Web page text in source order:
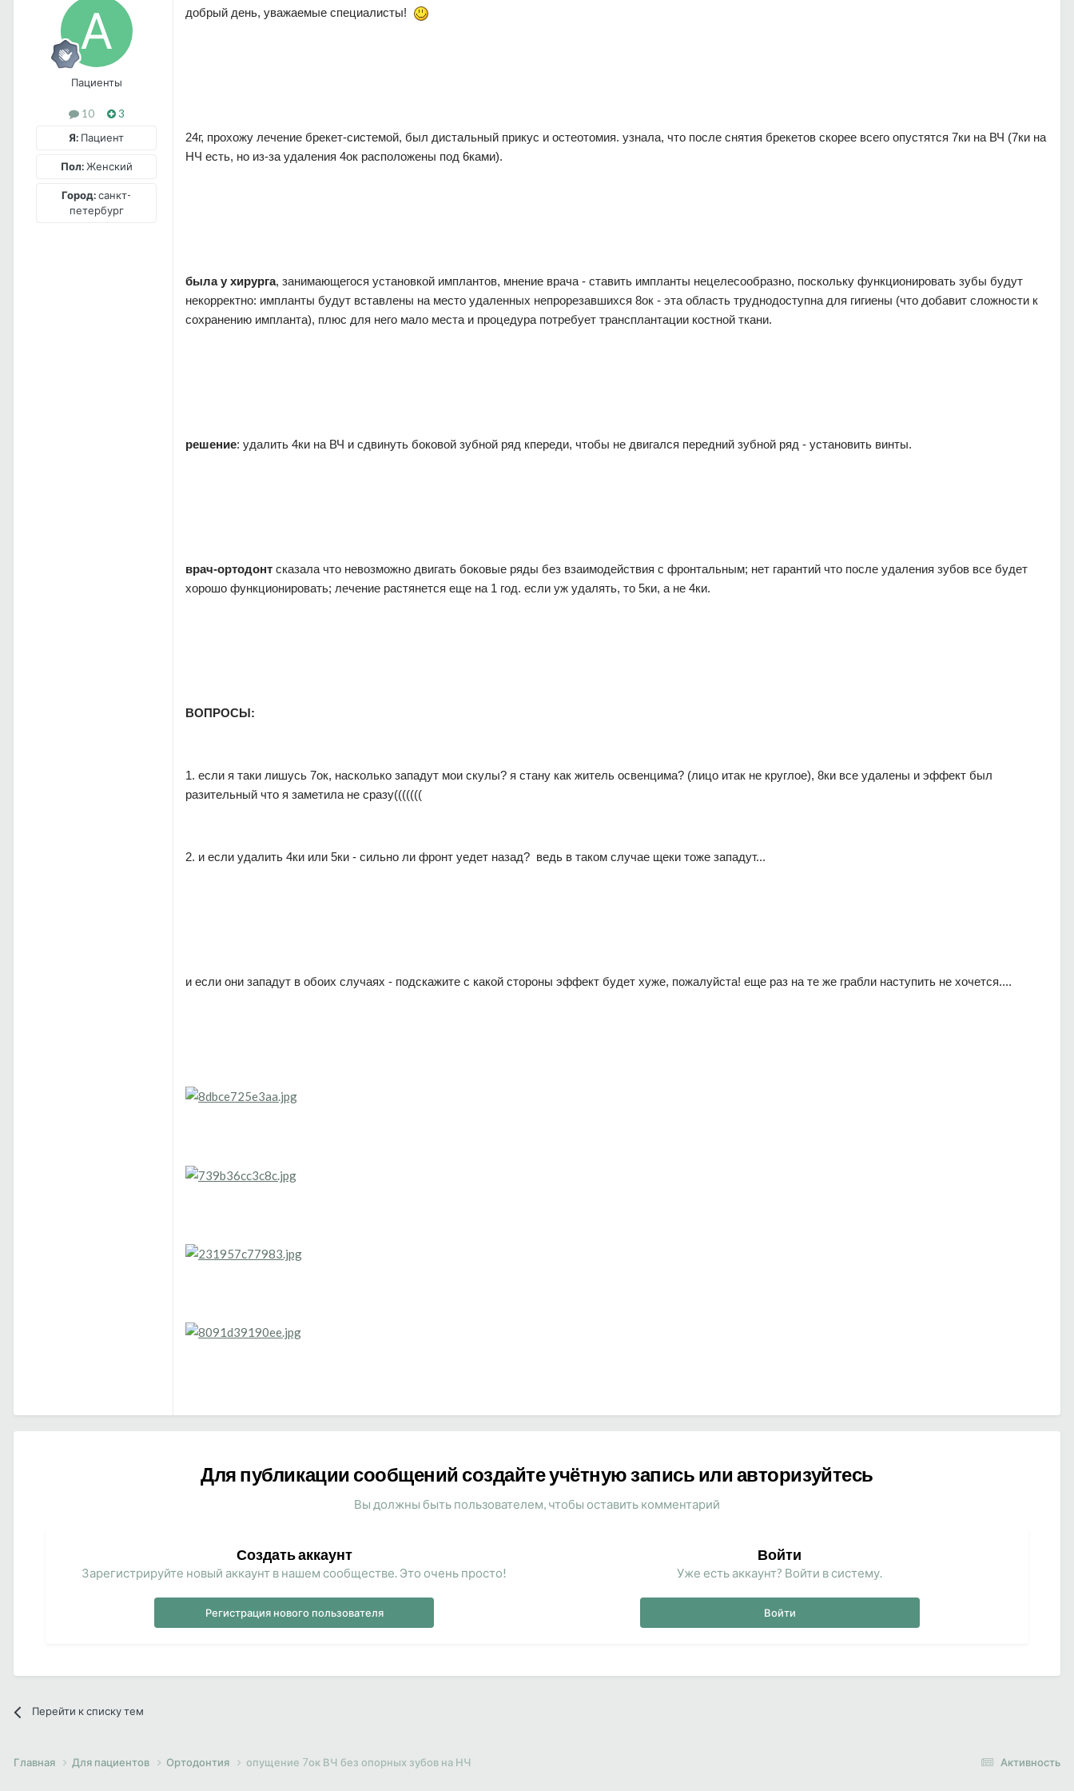
Пациенты
10
3
Я: Пациент
Пол:Женский
Город:санкт-
петербург
добрый день, уважаемые специалисты!
24г, прохожу лечение брекет-системой, был дистальный прикус и остеотомия. узнала, что после снятия брекетов скорее всего опустятся 7ки на ВЧ (7ки на
НЧ есть, но из-за удаления 4ок расположены под 6ками).
была у хирурга, занимающегося установкой имплантов, мнение врача - ставить импланты нецелесообразно, поскольку функционировать зубы будут
некорректно: импланты будут вставлены на место удаленных непрорезавшихся 8ок - эта область труднодоступна для гигиены (что добавит сложности к
сохранению импланта), плюс для него мало места и процедура потребует трансплантации костной ткани.
решение: удалить 4ки на ВЧ и сдвинуть боковой зубной ряд кпереди, чтобы не двигался передний зубной ряд - установить винты.
врач-ортодонт сказала что невозможно двигать боковые ряды без взаимодействия с фронтальным; нет гарантий что после удаления зубов все будет
хорошо функционировать; лечение растянется еще на 1 год. если уж удалять, то 5ки, а не 4ки.
ВОПРОСЫ:
1. если я таки лишусь 7ок, насколько западут мои скулы? я стану как житель освенцима? (лицо итак не круглое), 8ки все удалены и эффект был
разительный что я заметила не сразу(((((((
2. и если удалить 4ки или 5ки - сильно ли фронт уедет назад? ведь в таком случае щеки тоже западут...
и если они западут в обоих случаях - подскажите с какой стороны эффект будет хуже, пожалуйста! еще раз на те же грабли наступить не хочется....
Для публикации сообщений создайте учётную запись или авторизуйтесь
Вы должны быть пользователем, чтобы оставить комментарий
Создать аккаунт
Зарегистрируйте новый аккаунт в нашем сообществе. Это очень просто!
Регистрация нового пользователя
Войти
Уже есть аккаунт? Войти в систему.
Войти
Перейти к списку тем
Активность
Главная Для пациентов Ортодонтия опущение 7ок ВЧ без опорных зубов на НЧ